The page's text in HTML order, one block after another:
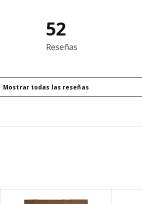
de 5 estrellas. Revisiones totales: 52
52
Reseñas
Mostrar todas las reseñas